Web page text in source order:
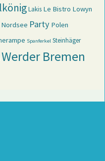
Lakis Le Bistro Lowyn
Nordsee Party Polen
Spanferkel Steinhäger
Werder Bremen